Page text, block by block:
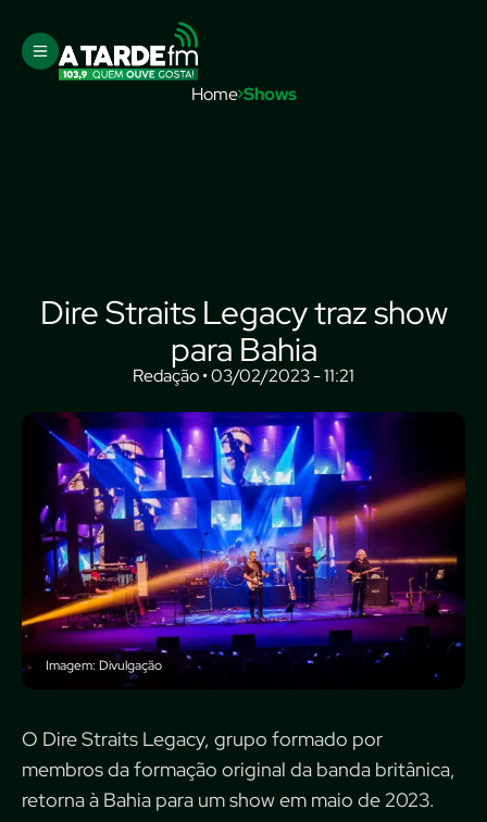
Home Shows
Dire Straits Legacy traz show
para Bahia
Redação • 03/02/2023 - 11:21
Imagem: Divulgação
O Dire Straits Legacy, grupo formado por
membros da formação original da banda britânica,
retorna à Bahia para um show em maio de 2023.